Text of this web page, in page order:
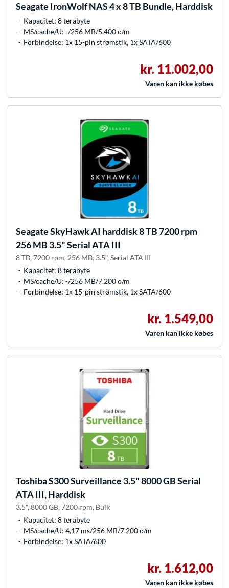
Seagate IronWolf NAS 4 x 8 TB Bundle, Harddisk
Kapacitet: 8 terabyte
MS/cache/U: -/256 MB/5.400 o/m
Forbindelse: 1x 15-pin strømstik, 1x SATA/600
kr. 11.002,00
Varen kan ikke købes
SeagateSkyHawk AI harddisk 8 TB 7200 rpm
256 MB 3.5" Serial ATA III
8 TB, 7200 rpm, 256 MB, 3.5", Serial ATA III
Kapacitet: 8 terabyte
MS/cache/U: -/256 MB/7.200 o/m
Forbindelse: 1x 15-pin strømstik, 1x SATA/600
kr. 1.549,00
Varen kan ikke købes
ToshibaS300 Surveillance 3.5" 8000 GB Serial
ATA III, Harddisk
3.5", 8000 GB, 7200 rpm, Bulk
Kapacitet: 8 terabyte
MS/cache/U: 4,17 ms/256 MB/7.200 o/m
Forbindelse: 1x SATA/600
kr. 1.612,00
Varen kan ikke købes